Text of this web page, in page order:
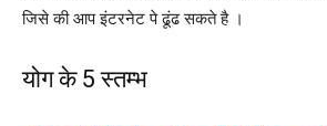
जिसे की आप इंटरनेट पे ढूंढ सकते है ।
योग के 5 स्तम्भ